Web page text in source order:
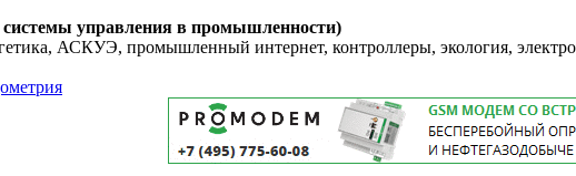
управления в промышленности)
АСКУЭ, промышленный интернет, контроллеры, экология,